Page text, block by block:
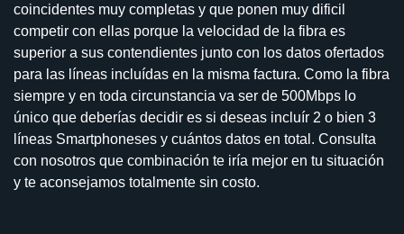
coincidentes muy completas y que ponen muy dificil
competir con ellas porque la velocidad de la fibra es
superior a sus contendientes junto con los datos ofertados
para las líneas incluídas en la misma factura. Como la fibra
siempre y en toda circunstancia va ser de 500Mbps lo
único que deberías decidir es si deseas incluír 2 o bien 3
líneas Smartphoneses y cuántos datos en total. Consulta
con nosotros que combinación te iría mejor en tu situación
y te aconsejamos totalmente sin costo.